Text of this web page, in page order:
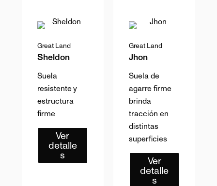
Great Land
Sheldon
Suela
resistente y
estructura
firme
Ver
detalle
s
Great Land
Jhon
Suela de
agarre firme
brinda
tracción en
distintas
superficies
Ver
detalle
s